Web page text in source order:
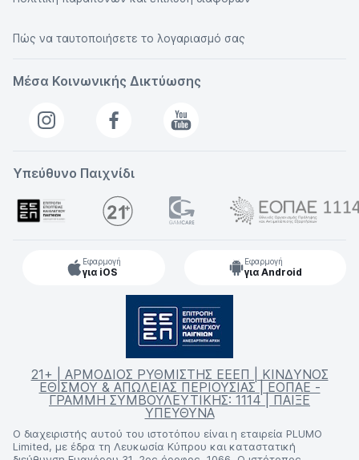
Πώς να ταυτοποιήσετε το λογαριασμό σας
Μέσα Κοινωνικής Δικτύωσης
Υπεύθυνο Παιχνίδι
Εφαρμογή
για iOS
Εφαρμογή
για Android
21+ | ΑΡΜΟΔΙΟΣ ΡΥΘΜΙΣΤΗΣ ΕΕΕΠ | ΚΙΝΔΥΝΟΣ
ΕΘΙΣΜΟΥ & ΑΠΩΛΕΙΑΣ ΠΕΡΙΟΥΣΙΑΣ | ΕΟΠΑΕ -
ΓΡΑΜΜΗ ΣΥΜΒΟΥΛΕΥΤΙΚΗΣ: 1114 | ΠΑΙΞΕ
ΥΠΕΥΘΥΝΑ
Ο διαχειριστής αυτού του ιστοτόπου είναι η εταιρεία PLUMO
Limited, με έδρα τη Λευκωσία Κύπρου και καταστατική